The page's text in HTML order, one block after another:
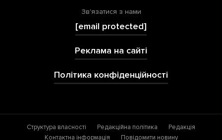
Зв'язатися з нами
[email protected]
Реклама на сайті
Політика конфіденційності
Структура власності Редакційна політика
Редакція
Контактна інформація
Повідомити новину